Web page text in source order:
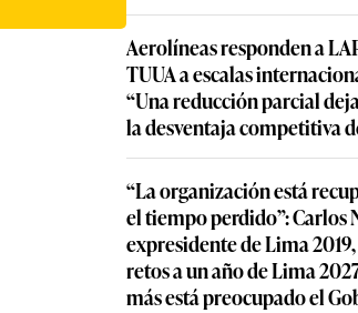
Aerolíneas responden a
TUUA a escalas
“Una reducción parcial
la desventaja competitiva
“La organización está
el tiempo perdido”: Carlos
expresidente de Lima
retos a un año de Lima
más está preocupado el